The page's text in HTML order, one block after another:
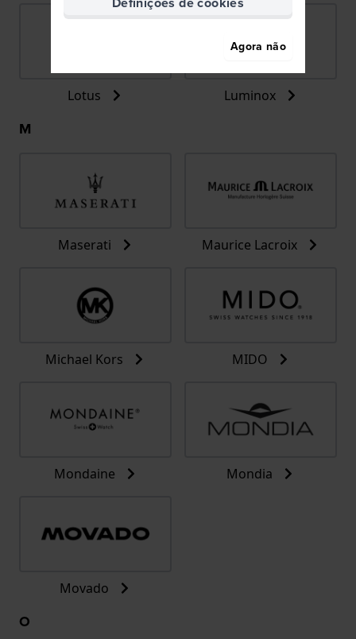
Lotus Luminox
M
Maserati Maurice Lacroix
Michael Kors MIDO
Mondaine Mondia
Movado
O
Agora não